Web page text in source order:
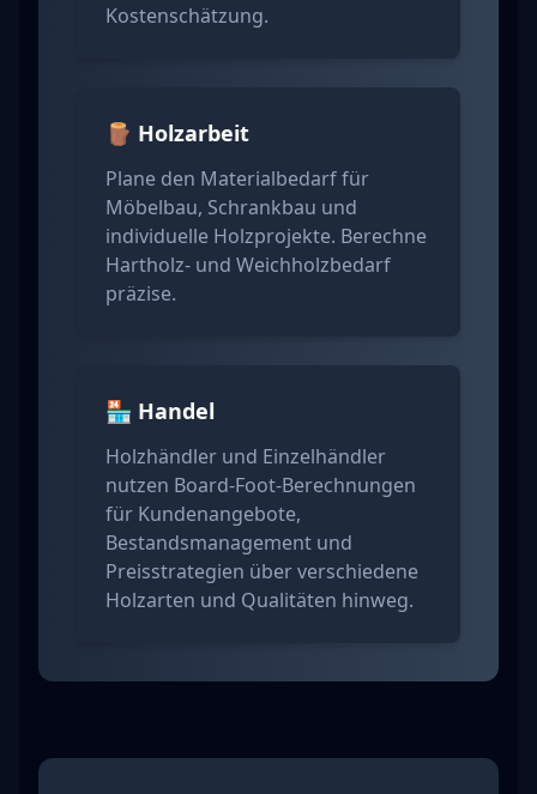
Kostenschätzung.
🪵 Holzarbeit
Plane den Materialbedarf für
Möbelbau, Schrankbau und
individuelle Holzprojekte. Berechne
Hartholz- und Weichholzbedarf
präzise.
🏪 Handel
Holzhändler und Einzelhändler
nutzen Board-Foot-Berechnungen
für Kundenangebote,
Bestandsmanagement und
Preisstrategien über verschiedene
Holzarten und Qualitäten hinweg.